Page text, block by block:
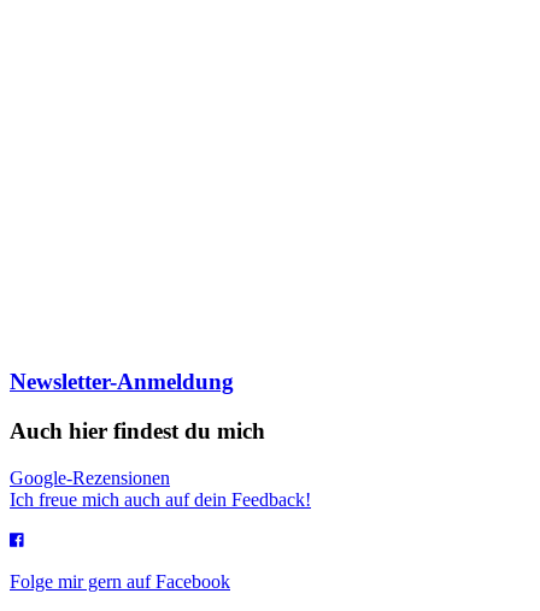
Newsletter-Anmeldung
Auch hier findest du mich
Google-Rezensionen
Ich freue mich auch auf dein Feedback!
Folge mir gern auf Facebook